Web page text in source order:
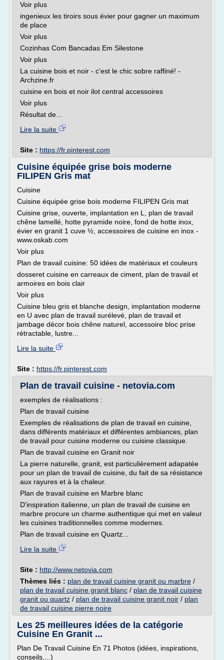
Voir plus
ingenieux les tiroirs sous évier pour gagner un maximum
de place
Voir plus
Cozinhas Com Bancadas Em Silestone
Voir plus
La cuisine bois et noir - c'est le chic sobre raffiné! -
Archzine.fr
cuisine en bois et noir ilot central accessoires
Voir plus
Résultat de...
Lire la suite
Site : https://fr.pinterest.com
Cuisine équipée grise bois moderne
FILIPEN Gris mat
Cuisine
Cuisine équipée grise bois moderne FILIPEN Gris mat
Cuisine grise, ouverte, implantation en L, plan de travail
chêne lamellé, hotte pyramide noire, fond de hotte inox,
évier en granit 1 cuve ½, accessoires de cuisine en inox -
www.oskab.com
Voir plus
Plan de travail cuisine: 50 idées de matériaux et couleurs
dosseret cuisine en carreaux de ciment, plan de travail et
armoires en bois clair
Voir plus
Cuisine bleu gris et blanche design, implantation moderne
en U avec plan de travail surélevé, plan de travail et
jambage décor bois chêne naturel, accessoire bloc prise
rétractable, lustre...
Lire la suite
Site : https://fr.pinterest.com
Plan de travail cuisine - netovia.com
exemples de réalisations :
Plan de travail cuisine
Exemples de réalisations de plan de travail en cuisine,
dans différents matériaux et différentes ambiances, plan
de travail pour cuisine moderne ou cuisine classique.
Plan de travail cuisine en Granit noir
La pierre naturelle, granit, est particulièrement adapatée
pour un plan de travail de cuisine, du fait de sa résistance
aux rayures et à la chaleur.
Plan de travail cuisine en Marbre blanc
D'inspiration italienne, un plan de travail de cuisine en
marbre procure un charme authentique qui met en valeur
les cuisines traditionnelles comme modernes.
Plan de travail cuisine en Quartz...
Lire la suite
Site : http://www.netovia.com
Thèmes liés : plan de travail cuisine granit ou marbre /
plan de travail cuisine granit blanc / plan de travail cuisine
granit ou quartz / plan de travail cuisine granit noir / plan
de travail cuisine pierre noire
Les 25 meilleures idées de la catégorie
Cuisine En Granit ...
Plan De Travail Cuisine En 71 Photos (idées, inspirations,
conseils,...)